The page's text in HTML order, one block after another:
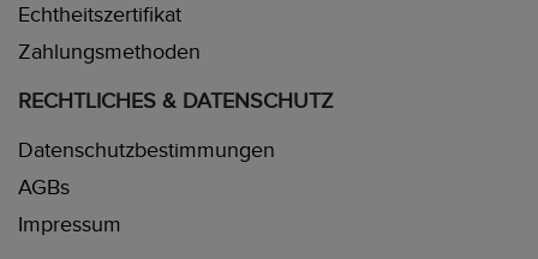
Echtheitszertifikat
Zahlungsmethoden
RECHTLICHES & DATENSCHUTZ
Datenschutzbestimmungen
AGBs
Impressum